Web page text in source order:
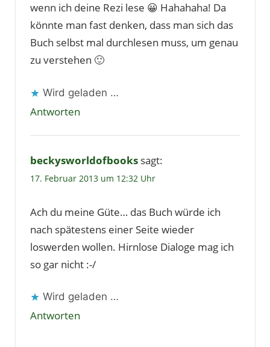
wenn ich deine Rezi lese 😀 Hahahaha! Da
könnte man fast denken, dass man sich das
Buch selbst mal durchlesen muss, um genau
zu verstehen 🙂
Wird geladen …
Antworten
beckysworldofbooks sagt:
17. Februar 2013 um 12:32 Uhr
Ach du meine Güte… das Buch würde ich
nach spätestens einer Seite wieder
loswerden wollen. Hirnlose Dialoge mag ich
so gar nicht :-/
Wird geladen …
Antworten